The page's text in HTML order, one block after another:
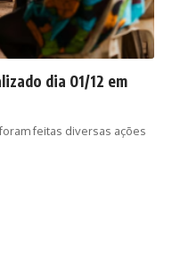
dia 01/12 em
feitas diversas ações